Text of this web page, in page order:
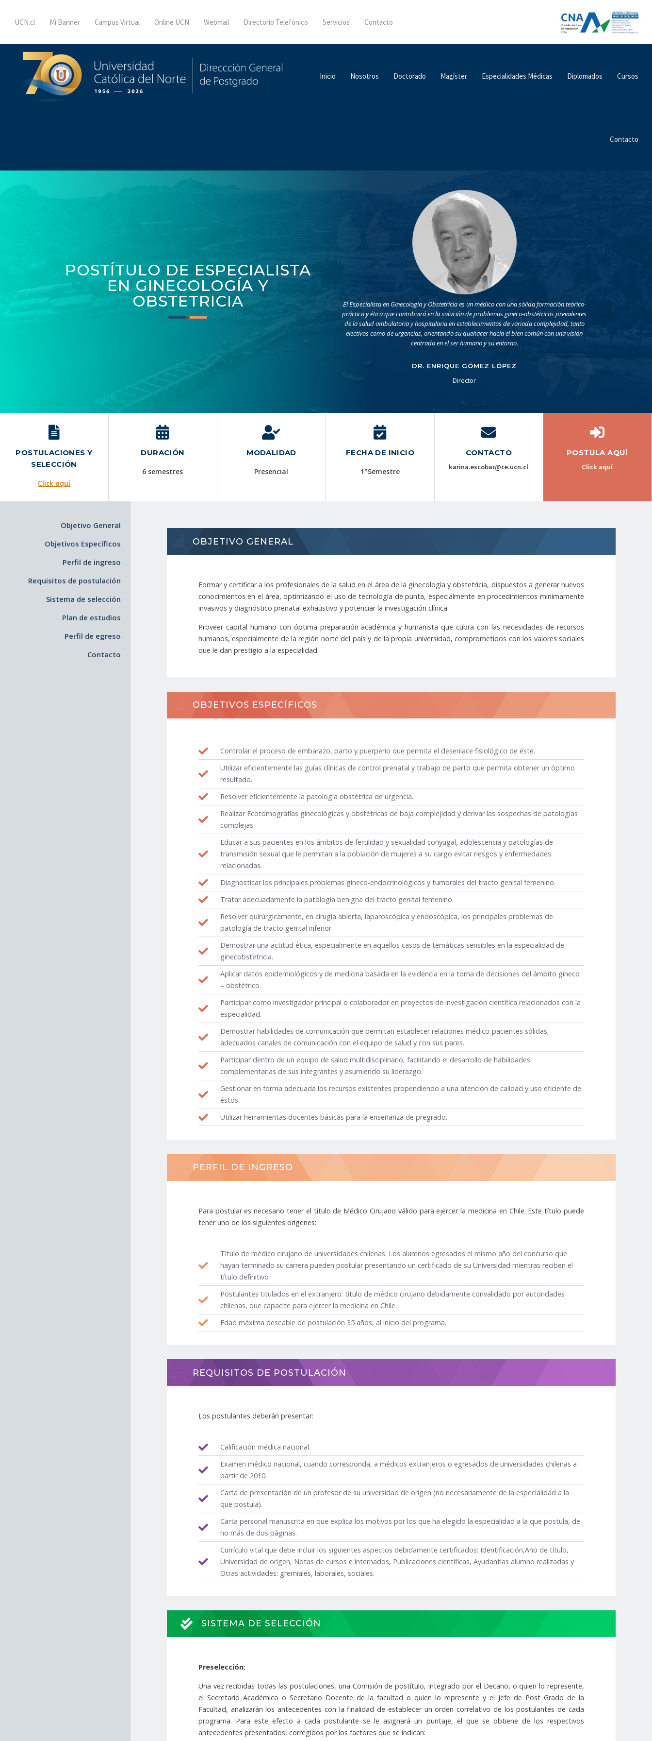
UCN.cl Mi Banner Campus Virtual Online UCN Webmail Directorio Telefónico Servicios Contacto
Inicio Nosotros Doctorado Magíster Especialidades Médicas Diplomados Cursos
Contacto
POSTÍTULO DE ESPECIALISTA
EN GINECOLOGÍA Y
OBSTETRICIA
El Especialista en Ginecología y Obstetricia es un médico con una sólida formación teórico-
práctica y ética que contribuirá en la solución de problemas gineco-obstétricos prevalentes
de la salud ambulatoria y hospitalaria en establecimientos de variada complejidad, tanto
electivos como de urgencias, orientando su quehacer hacia el bien común con una visión
centrada en el ser humano y su entorno.
DR. ENRIQUE GÓMEZ LÓPEZ
Director
POSTULACIONES Y
SELECCIÓN
Click aquí
DURACIÓN
6 semestres
MODALIDAD
Presencial
FECHA DE INICIO
1°Semestre
CONTACTO
karina.escobar@ce.ucn.cl
POSTULA AQUÍ
Click aquí
Objetivo General
Objetivos Específicos
Perfil de ingreso
Requisitos de postulación
Sistema de selección
Plan de estudios
Perfil de egreso
Contacto
OBJETIVO GENERAL
Formar y certificar a los profesionales de la salud en el área de la ginecología y obstetricia, dispuestos a generar nuevos
conocimientos en el área, optimizando el uso de tecnología de punta, especialmente en procedimientos mínimamente
invasivos y diagnóstico prenatal exhaustivo y potenciar la investigación clínica.
Proveer capital humano con óptima preparación académica y humanista que cubra con las necesidades de recursos
humanos, especialmente de la región norte del país y de la propia universidad, comprometidos con los valores sociales
que le dan prestigio a la especialidad.
OBJETIVOS ESPECÍFICOS
Controlar el proceso de embarazo, parto y puerperio que permita el desenlace fisiológico de éste.
Utilizar eficientemente las guías clínicas de control prenatal y trabajo de parto que permita obtener un óptimo
resultado.
Resolver eficientemente la patología obstétrica de urgencia.
Realizar Ecotomografías ginecológicas y obstétricas de baja complejidad y derivar las sospechas de patologías
complejas.
Educar a sus pacientes en los ámbitos de fertilidad y sexualidad conyugal, adolescencia y patologías de
transmisión sexual que le permitan a la población de mujeres a su cargo evitar riesgos y enfermedades
relacionadas.
Diagnosticar los principales problemas gineco-endocrinológicos y tumorales del tracto genital femenino.
Tratar adecuadamente la patología benigna del tracto genital femenino.
Resolver quirúrgicamente, en cirugía abierta, laparoscópica y endoscópica, los principales problemas de
patología de tracto genital inferior.
Demostrar una actitud ética, especialmente en aquellos casos de temáticas sensibles en la especialidad de
ginecobstetricia.
Aplicar datos epidemiológicos y de medicina basada en la evidencia en la toma de decisiones del ámbito gineco
– obstétrico.
Participar como investigador principal o colaborador en proyectos de investigación científica relacionados con la
especialidad.
Demostrar habilidades de comunicación que permitan establecer relaciones médico-pacientes sólidas,
adecuados canales de comunicación con el equipo de salud y con sus pares.
Participar dentro de un equipo de salud multidisciplinario, facilitando el desarrollo de habilidades
complementarias de sus integrantes y asumiendo su liderazgo.
Gestionar en forma adecuada los recursos existentes propendiendo a una atención de calidad y uso eficiente de
éstos.
Utilizar herramientas docentes básicas para la enseñanza de pregrado.
PERFIL DE INGRESO
Para postular es necesario tener el título de Médico Cirujano válido para ejercer la medicina en Chile. Este título puede
tener uno de los siguientes orígenes:
Título de médico cirujano de universidades chilenas. Los alumnos egresados el mismo año del concurso que
hayan terminado su carrera pueden postular presentando un certificado de su Universidad mientras reciben el
título definitivo
Postulantes titulados en el extranjero: título de médico cirujano debidamente convalidado por autoridades
chilenas, que capacite para ejercer la medicina en Chile.
Edad máxima deseable de postulación 35 años, al inicio del programa.
REQUISITOS DE POSTULACIÓN
Los postulantes deberán presentar:
Calificación médica nacional.
Examen médico nacional, cuando corresponda, a médicos extranjeros o egresados de universidades chilenas a
partir de 2010.
Carta de presentación de un profesor de su universidad de origen (no necesariamente de la especialidad a la
que postula).
Carta personal manuscrita en que explica los motivos por los que ha elegido la especialidad a la que postula, de
no más de dos páginas.
Currículo vital que debe incluir los siguientes aspectos debidamente certificados: Identificación,Año de título,
Universidad de origen, Notas de cursos e internados, Publicaciones científicas, Ayudantías alumno realizadas y
Otras actividades: gremiales, laborales, sociales.
SISTEMA DE SELECCIÓN
Preselección:
Una vez recibidas todas las postulaciones, una Comisión de postítulo, integrado por el Decano, o quien lo represente,
el Secretario Académico o Secretario Docente de la facultad o quien lo represente y el Jefe de Post Grado de la
Facultad, analizarán los antecedentes con la finalidad de establecer un orden correlativo de los postulantes de cada
programa. Para este efecto a cada postulante se le asignará un puntaje, el que se obtiene de los respectivos
antecedentes presentados, corregidos por los factores que se indican: